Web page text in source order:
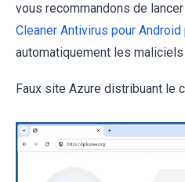
vous recommandons de
Cleaner Antivirus pour Android
automatiquement les
Faux site Azure distribuant le